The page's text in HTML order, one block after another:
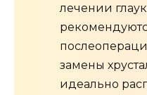
лечении
замены
идеально